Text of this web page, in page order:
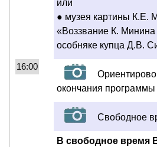
или
● музея картины К.Е.
«Воззвание К.
особняке купца Д.В.
16:00
окончания программы
Свободное
В свободное время